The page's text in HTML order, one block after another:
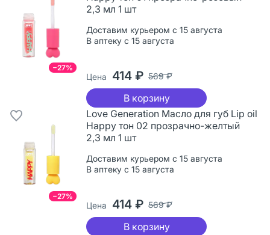
−27%
2,3 мл 1 шт
Доставим курьером с 15 августа
В аптеку с 15 августа
Цена 414 ₽ 569 ₽
В корзину
−27%
Love Generation Масло для губ Lip oil
Happy тон 02 прозрачно-желтый
2,3 мл 1 шт
Доставим курьером с 15 августа
В аптеку с 15 августа
Цена 414 ₽ 569 ₽
В корзину